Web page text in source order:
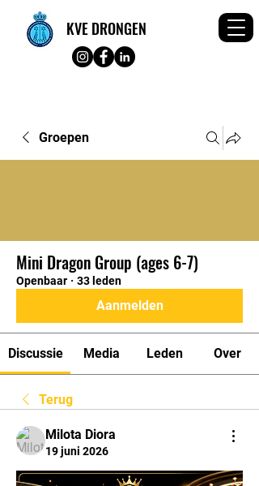
KVE DRONGEN
Groepen
Mini Dragon Group (ages 6-7)
Openbaar · 33 leden
Aanmelden
Discussie Media Leden Over
Terug
Milota Diora
19 juni 2026